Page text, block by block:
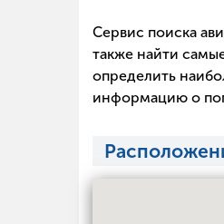
Сервис поиска
также найти
определить
информацию о